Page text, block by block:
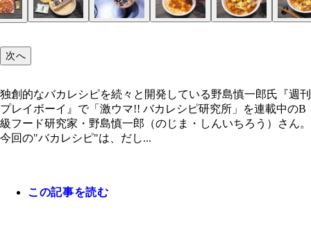
独創的なバカレシピを続々と開発している野島慎
次へ
独創的なバカレシピを続々と開発している野島慎一郎氏『週刊
プレイボーイ』で「激ウマ!! バカレシピ研究所」を連載中のB
級フード研究家・野島慎一郎（のじま・しんいちろう）さん。
今回の"バカレシピ"は、だし...
この記事を読む